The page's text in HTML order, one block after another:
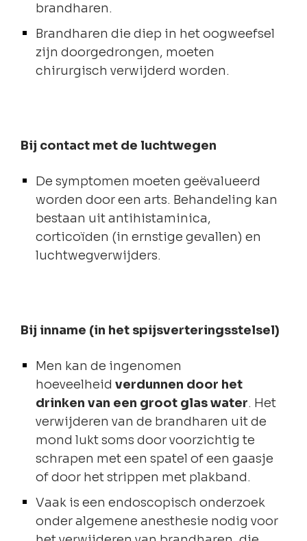
brandharen.
Brandharen die diep in het oogweefsel
zijn doorgedrongen, moeten
chirurgisch verwijderd worden.
Bij contact met de luchtwegen
De symptomen moeten geëvalueerd
worden door een arts. Behandeling kan
bestaan uit antihistaminica,
corticoïden (in ernstige gevallen) en
luchtwegverwijders.
Bij inname (in het spijsverteringsstelsel)
Men kan de ingenomen
hoeveelheid verdunnen door het
drinken van een groot glas water. Het
verwijderen van de brandharen uit de
mond lukt soms door voorzichtig te
schrapen met een spatel of een gaasje
of door het strippen met plakband.
Vaak is een endoscopisch onderzoek
onder algemene anesthesie nodig voor